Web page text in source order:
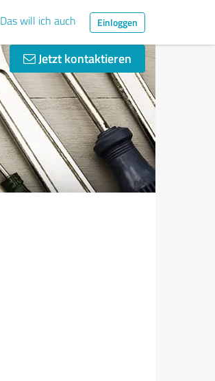
Das will ich auch Einloggen
Jetzt kontaktieren